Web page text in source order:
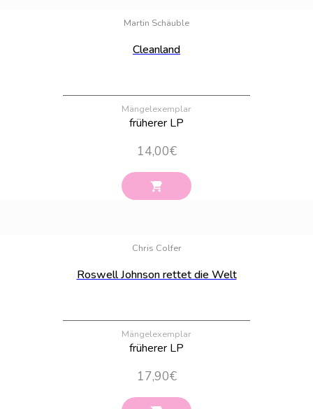
Martin Schäuble
Cleanland
Mängelexemplar
früherer LP
14,00€
Chris Colfer
Roswell Johnson rettet die Welt
Mängelexemplar
früherer LP
17,90€